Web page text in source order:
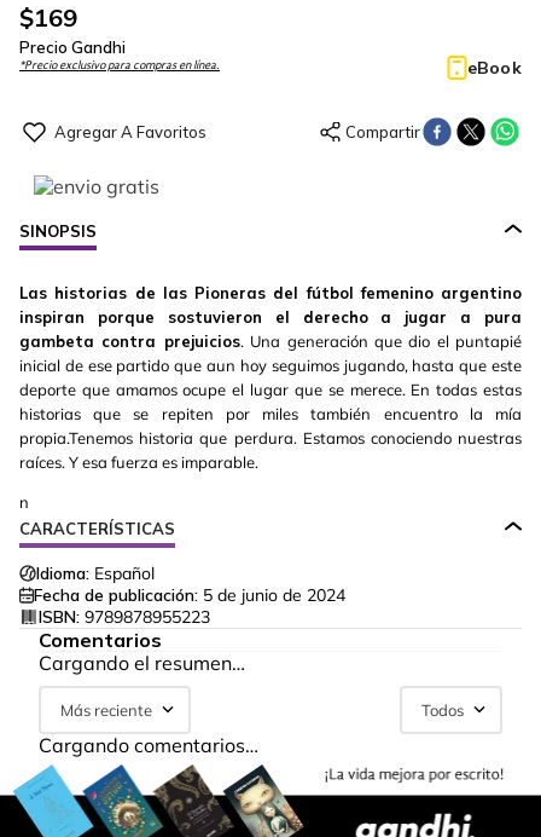
$169
Precio Gandhi
*Precio exclusivo para compras en línea. eBook
SINOPSIS
Las historias de las Pioneras del fútbol femenino argentino
inspiran porque sostuvieron el derecho a jugar a pura
gambeta contra prejuicios. Una generación que dio el puntapié
inicial de ese partido que aun hoy seguimos jugando, hasta que este
deporte que amamos ocupe el lugar que se merece. En todas estas
historias que se repiten por miles también encuentro la mía
propia.Tenemos historia que perdura. Estamos conociendo nuestras
raíces. Y esa fuerza es imparable.
n
CARACTERÍSTICAS
Idioma: Español
Fecha de publicación: 5 de junio de 2024
ISBN: 9789878955223
Comentarios
Cargando el resumen…
Más reciente Todos
Cargando comentarios…